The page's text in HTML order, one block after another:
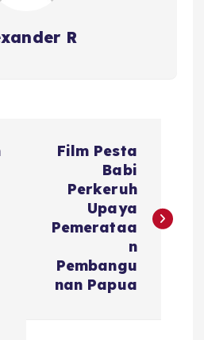
R
Film Pesta
Babi
Perkeruh
Upaya
Pemerataa
n
Pembangu
nan Papua